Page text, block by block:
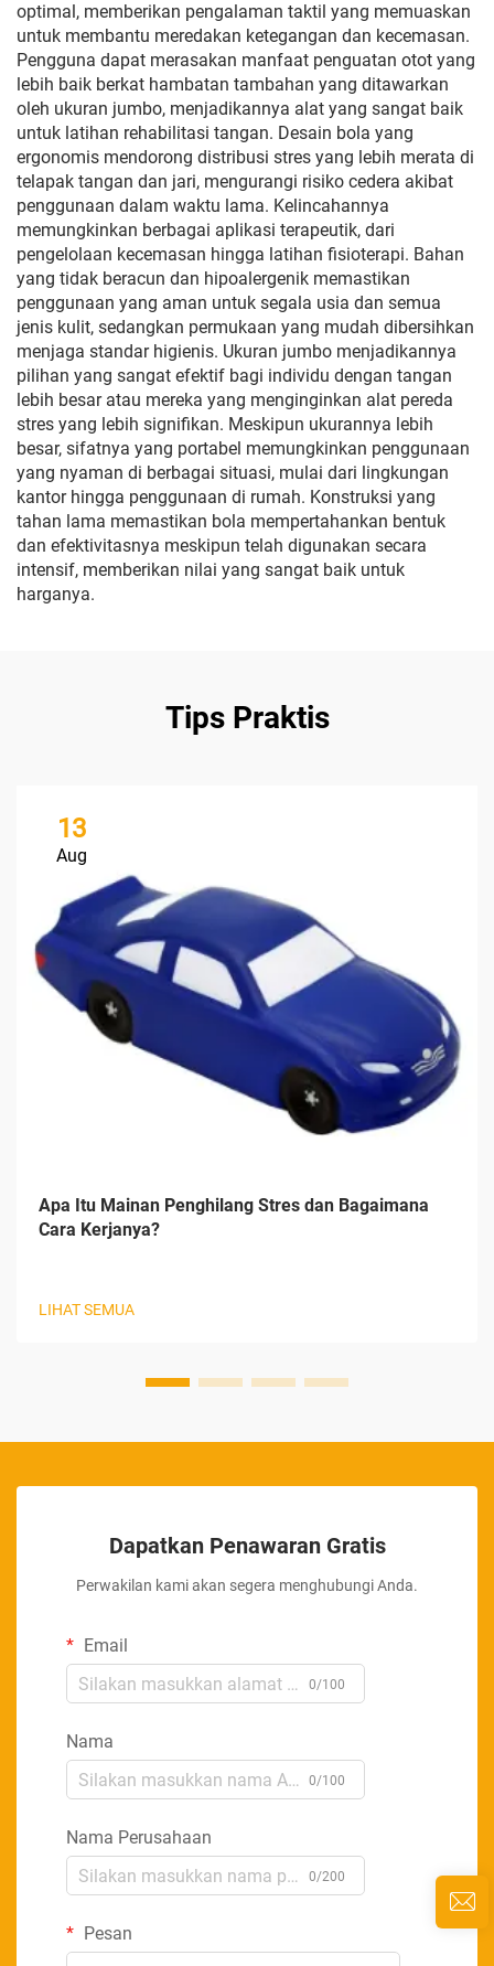
optimal, memberikan pengalaman taktil yang memuaskan
untuk membantu meredakan ketegangan dan kecemasan.
Pengguna dapat merasakan manfaat penguatan otot yang
lebih baik berkat hambatan tambahan yang ditawarkan
oleh ukuran jumbo, menjadikannya alat yang sangat baik
untuk latihan rehabilitasi tangan. Desain bola yang
ergonomis mendorong distribusi stres yang lebih merata di
telapak tangan dan jari, mengurangi risiko cedera akibat
penggunaan dalam waktu lama. Kelincahannya
memungkinkan berbagai aplikasi terapeutik, dari
pengelolaan kecemasan hingga latihan fisioterapi. Bahan
yang tidak beracun dan hipoalergenik memastikan
penggunaan yang aman untuk segala usia dan semua
jenis kulit, sedangkan permukaan yang mudah dibersihkan
menjaga standar higienis. Ukuran jumbo menjadikannya
pilihan yang sangat efektif bagi individu dengan tangan
lebih besar atau mereka yang menginginkan alat pereda
stres yang lebih signifikan. Meskipun ukurannya lebih
besar, sifatnya yang portabel memungkinkan penggunaan
yang nyaman di berbagai situasi, mulai dari lingkungan
kantor hingga penggunaan di rumah. Konstruksi yang
tahan lama memastikan bola mempertahankan bentuk
dan efektivitasnya meskipun telah digunakan secara
intensif, memberikan nilai yang sangat baik untuk
harganya.
Tips Praktis
13
Aug
Apa Itu Mainan Penghilang Stres dan Bagaimana
Cara Kerjanya?
LIHAT SEMUA
Dapatkan Penawaran Gratis
Perwakilan kami akan segera menghubungi Anda.
Email
0/100
Nama
0/100
Nama Perusahaan
0/200
Pesan